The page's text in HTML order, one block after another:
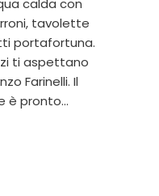
tavolette
portafortuna.
ti aspettano
Farinelli. Il
è pronto...